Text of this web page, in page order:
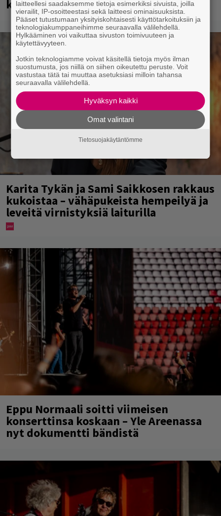
kuultiin
Karita Tykän ja Sami Saikkosen rakkaus
kukoistaa – vähäpukeista hempeilyä ja
leveitä virnistyksiä laiturilla
Eppu Normaali soitti viimeisen
konserttinsa koskaan – Yle Areenassa
nyt dokumentti bändistä
laitteellesi saadaksemme tietoja esimerkiksi sivuista, joilla
vierailit, IP-osoitteestasi sekä laitteesi ominaisuuksista.
Pääset tutustumaan yksityiskohtaisesti käyttötarkoituksiin ja
teknologiakumppaneihimme seuraavalla välilehdellä.
Hylkääminen voi vaikuttaa sivuston toimivuuteen ja
käytettävyyteen.
Jotkin teknologiamme voivat käsitellä tietoja myös ilman
suostumusta, jos niillä on siihen oikeutettu peruste. Voit
vastustaa tätä tai muuttaa asetuksiasi milloin tahansa
seuraavalla välilehdellä.
Hyväksyn kaikki
Omat valintani
Tietosuojakäytäntömme